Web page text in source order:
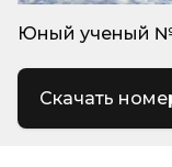
Юный ученый
Скачать